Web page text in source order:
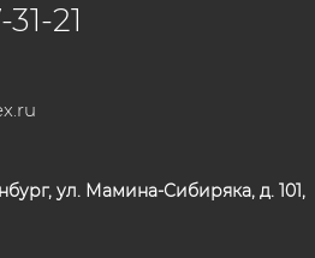
21
ул. Мамина-Сибиряка, д. 101,